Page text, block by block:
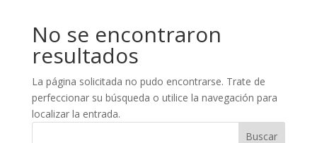
No se encontraron
resultados
La página solicitada no pudo encontrarse. Trate de
perfeccionar su búsqueda o utilice la navegación para
localizar la entrada.
Buscar